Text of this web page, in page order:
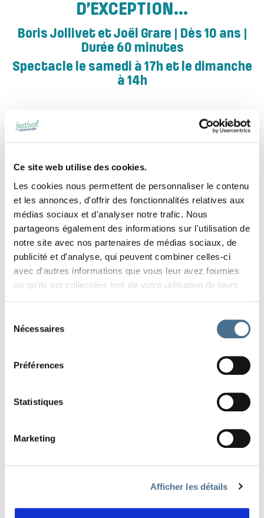
Ce site web utilise des cookies.
Les cookies nous permettent de personnaliser le contenu
et les annonces, d'offrir des fonctionnalités relatives aux
médias sociaux et d'analyser notre trafic. Nous
partageons également des informations sur l'utilisation de
notre site avec nos partenaires de médias sociaux, de
publicité et d'analyse, qui peuvent combiner celles-ci
avec d'autres informations que vous leur avez fournies
ou qu'ils ont collectées lors de votre utilisation de leurs
Nécessaires
Préférences
Statistiques
Marketing
Afficher les détails
D’EXCEPTION…
Boris Jollivet et Joël Grare | Dès 10 ans |
Durée 60 minutes
Spectacle le samedi à 17h et le dimanche
à 14h
Places limitées à 150 personnes.
Contremarque(s) à se procurer 1h avant la
Les oiseaux et les ﬂeuves ont en commun de
traverser les paysages depuis les montagnes
jusqu’à la mer; les uns par les airs, les autres en
creusant leurs sillons dans la terre. Un tel périple
recèle un monde sonore insoupçonné, source
d’inspiration où les frontières s’estompent. Ici
les sons naturalistes glanés au ﬁl de l’eau par
Boris Jollivet se mêlent dans une polyphonie
sauvage aux musiques de Joël Grare, où se
Ce spectacle original et instrumental tout public
RETOUR À LA LISTE DES ÉVÉNEMENTS
PARTAGER